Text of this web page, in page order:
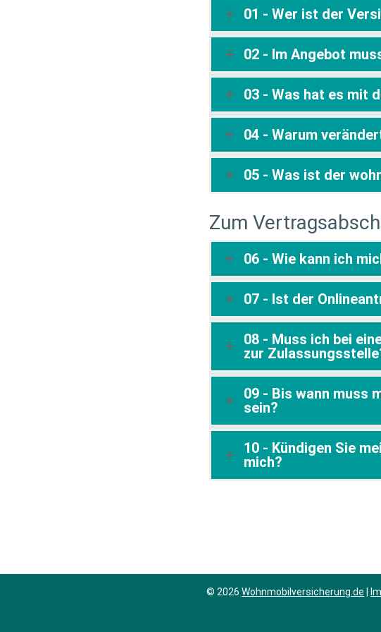
01 - Wer ist der
02 - Im Angebot
03 - Was hat es mit
04 - Warum
05 - Was ist der
Zum
06 - Wie kann ich
07 - Ist der
08 - Muss ich bei
zur
09 - Bis wann muss
sein?
10 - Kündigen Sie
mich?
© 2026 Wohnmobilversicherung.de